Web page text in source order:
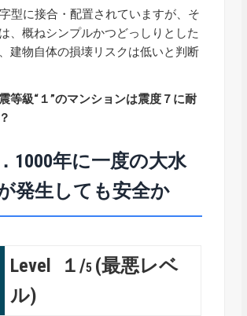
型に接合・配置されていますが、そ
、概ねシンプルかつどっしりとした
建物自体の損壊リスクは低いと判断
等級“１”のマンションは震度７に耐
1000年に一度の大水
発生しても安全か
Level １/5 (最悪レベ
ル)